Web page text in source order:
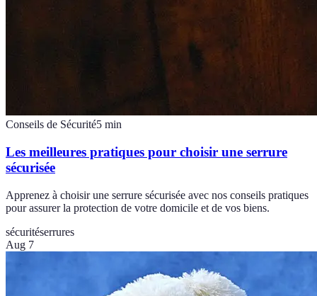
Conseils de Sécurité5 min
Les meilleures pratiques pour choisir une serrure
sécurisée
Apprenez à choisir une serrure sécurisée avec nos conseils pratiques
pour assurer la protection de votre domicile et de vos biens.
sécuritéserrures
Aug 7